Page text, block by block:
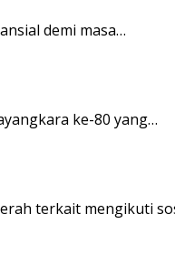
demi masa…
ke-80 yang…
terkait mengikuti